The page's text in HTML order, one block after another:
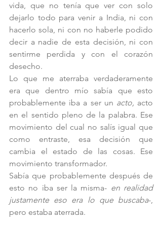
vida, que no tenía que ver con solo
dejarlo todo para venir a India, ni con
hacerlo sola, ni con no haberle podido
decir a nadie de esta decisión, ni con
sentirme perdida y con el corazón
desecho.
Lo que me aterraba verdaderamente
era que dentro mío sabía que esto
probablemente iba a ser un acto, acto
en el sentido pleno de la palabra. Ese
movimiento del cual no salís igual que
como entraste, esa decisión que
cambia el estado de las cosas. Ese
movimiento transformador.
Sabía que probablemente después de
esto no iba ser la misma- en realidad
justamente eso era lo que buscaba-,
pero estaba aterrada.